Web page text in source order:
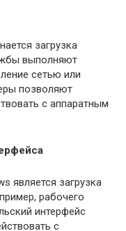
загрузка
выполняют
сетью или
позволяют
с аппаратным
является загрузка
рабочего
интерфейс
с